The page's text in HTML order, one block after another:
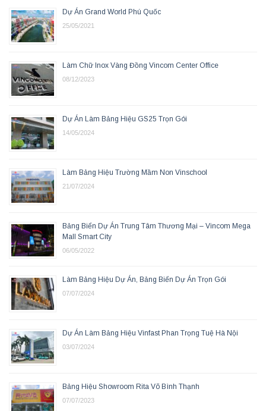
Dự Án Grand World Phú Quốc
25/05/2021
Làm Chữ Inox Vàng Đồng Vincom Center Office
08/12/2023
Dự Án Làm Bảng Hiệu GS25 Trọn Gói
14/05/2024
Làm Bảng Hiệu Trường Mầm Non Vinschool
21/07/2024
Bảng Biển Dự Án Trung Tâm Thương Mại – Vincom Mega
Mall Smart City
06/05/2022
Làm Bảng Hiệu Dự Án, Bảng Biển Dự Án Trọn Gói
07/07/2024
Dự Án Làm Bảng Hiệu Vinfast Phan Trọng Tuệ Hà Nội
03/07/2024
Bảng Hiệu Showroom Rita Võ Bình Thạnh
07/07/2023